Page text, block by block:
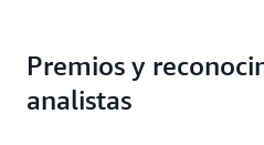
Premios y
analistas